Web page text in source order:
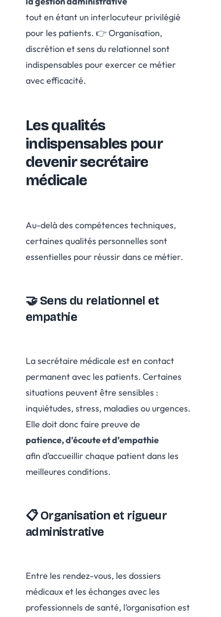
tout en étant un interlocuteur privilégié
pour les patients. 👉 Organisation,
discrétion et sens du relationnel sont
indispensables pour exercer ce métier
avec efficacité.
Les qualités
indispensables pour
devenir secrétaire
médicale
Au-delà des compétences techniques,
certaines qualités personnelles sont
essentielles pour réussir dans ce métier.
🤝 Sens du relationnel et
empathie
La secrétaire médicale est en contact
permanent avec les patients. Certaines
situations peuvent être sensibles :
inquiétudes, stress, maladies ou urgences.
Elle doit donc faire preuve de
patience, d’écoute et d’empathie
afin d’accueillir chaque patient dans les
meilleures conditions.
📋 Organisation et rigueur
administrative
Entre les rendez-vous, les dossiers
médicaux et les échanges avec les
professionnels de santé, l’organisation est